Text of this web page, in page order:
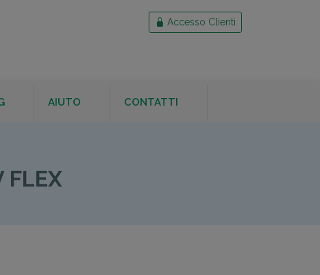
Accesso Clienti
AIUTO CONTATTI
EV FLEX
FLEX